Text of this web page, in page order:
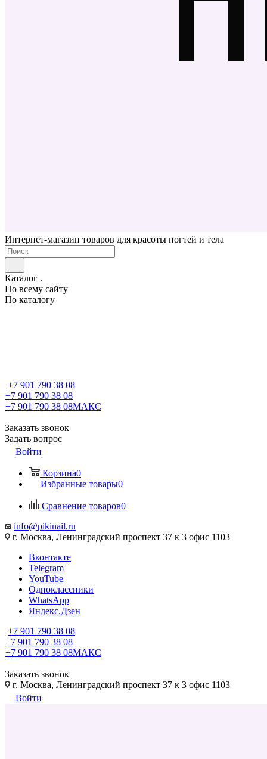
Интернет-магазин товаров для красоты ногтей и тела
Каталог
По всему сайту
По каталогу
+7 901 790 38 08
+7 901 790 38 08
+7 901 790 38 08МАКС
Заказать звонок
Задать вопрос
Войти
Корзина0
Избранные товары0
Сравнение товаров0
info@pikinail.ru
г. Москва, Ленинградский проспект 37 к 3 офис 1103
Вконтакте
Telegram
YouTube
Одноклассники
WhatsApp
Яндекс.Дзен
+7 901 790 38 08
+7 901 790 38 08
+7 901 790 38 08МАКС
Заказать звонок
г. Москва, Ленинградский проспект 37 к 3 офис 1103
Войти